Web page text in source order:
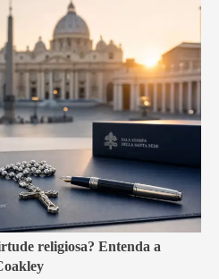
religiosa? Entenda a